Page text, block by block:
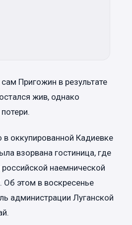
Пригожин в результате
жив, однако
оккупированной Кадиевке
взорвана гостиница, где
наемнической
Об этом в воскресенье
администрации Луганской